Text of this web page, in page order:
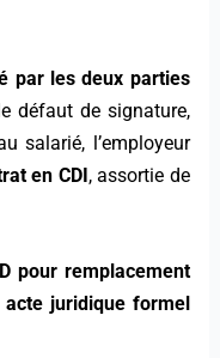
par les deux parties
défaut de signature,
salarié, l’employeur
en CDI, assortie de
pour remplacement
acte juridique formel